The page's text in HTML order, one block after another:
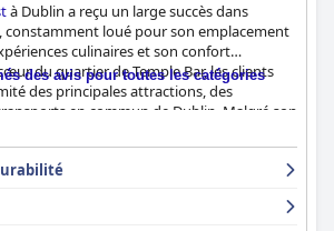
à Dublin a reçu un large succès dans
constamment loué pour son emplacement
culinaires et son confort
du quartier de Temple Bar, les clients
des principales attractions, des
en commun de Dublin. Malgré son
l'hôtel offre une atmosphère calme et
sa conception moderne et écologique.
louant la variété et la qualité des offres. Des
des avis pour toutes les catégories